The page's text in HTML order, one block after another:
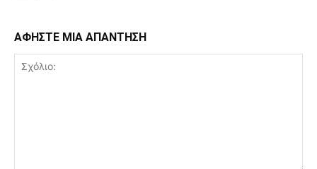
ΑΦΗΣΤΕ ΜΙΑ ΑΠΑΝΤΗΣΗ